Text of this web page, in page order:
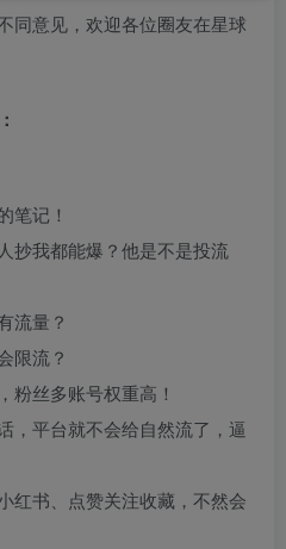
同意见，欢迎各位圈友在星球
笔记！
抄我都能爆？他是不是投流
流量？
限流？
粉丝多账号权重高！
，平台就不会给自然流了，逼
红书、点赞关注收藏，不然会